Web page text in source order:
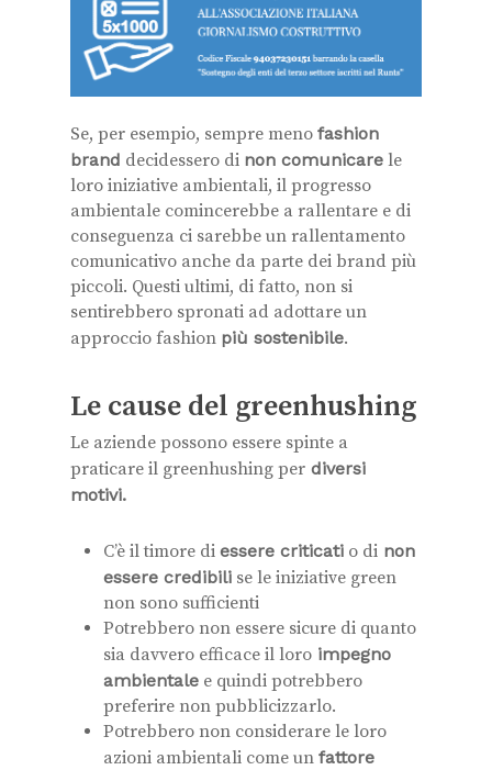
Se, per esempio, sempre meno fashion
brand decidessero di non comunicare le
loro iniziative ambientali, il progresso
ambientale comincerebbe a rallentare e di
conseguenza ci sarebbe un rallentamento
comunicativo anche da parte dei brand più
piccoli. Questi ultimi, di fatto, non si
sentirebbero spronati ad adottare un
approccio fashion più sostenibile.
Le cause del greenhushing
Le aziende possono essere spinte a
praticare il greenhushing per diversi
motivi.
C’è il timore di essere criticati o di non
essere credibili se le iniziative green
non sono sufficienti
Potrebbero non essere sicure di quanto
sia davvero efficace il loro impegno
ambientale e quindi potrebbero
preferire non pubblicizzarlo.
Potrebbero non considerare le loro
azioni ambientali come un fattore